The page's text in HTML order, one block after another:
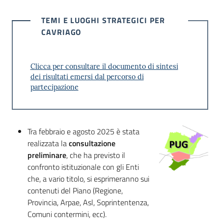
TEMI E LUOGHI STRATEGICI PER
CAVRIAGO
Clicca per consultare il documento di sintesi
dei risultati emersi dal percorso di
partecipazione
Tra febbraio e agosto 2025 è stata
realizzata laconsultazione
preliminare, che ha previsto il
confronto istituzionale con gli Enti
che, a vario titolo, si esprimeranno sui
contenuti del Piano (Regione,
Provincia, Arpae, Asl, Soprintentenza,
Comuni contermini, ecc).